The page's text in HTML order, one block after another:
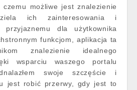
czemu możliwe jest znalezienie
ich zainteresowania i
przyjaznemu dla użytkownika
funkcjom, aplikacja ta
znalezienie idealnego
wsparciu waszego portalu
swoje szczęście i
jest robić przerwy, gdy jest to